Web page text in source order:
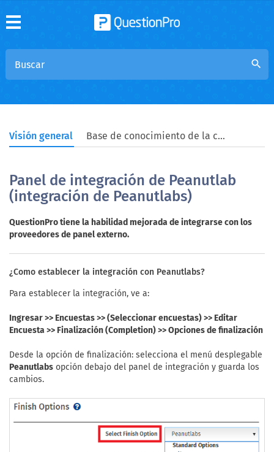
search
Visión general Base de conocimiento de la comunidad
Panel de integración de Peanutlab
(integración de Peanutlabs)
QuestionPro tiene la habilidad mejorada de integrarse con los
proveedores de panel externo.
¿Como establecer la integración con Peanutlabs?
Para establecer la integración, ve a:
Ingresar >> Encuestas >> (Seleccionar encuestas) >> Editar
Encuesta >> Finalización (Completion) >> Opciones de finalización
Desde la opción de finalización: selecciona el menú desplegable
Peanutlabs opción debajo del panel de integración y guarda los
cambios.